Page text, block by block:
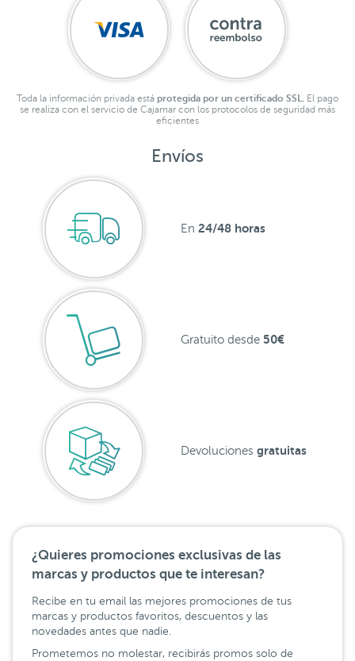
Toda la información privada está protegida por un certificado SSL.
El pago
se realiza con el servicio de Cajamar con los protocolos de seguridad más
eficientes
Envíos
En 24/48 horas
Gratuito desde 50€
Devoluciones gratuitas
¿Quieres promociones exclusivas de las
marcas y productos que te interesan?
Recibe en tu email las mejores promociones de tus
marcas y productos favoritos, descuentos y las
novedades antes que nadie.
Prometemos no molestar, recibirás promos solo de